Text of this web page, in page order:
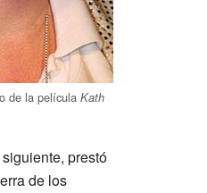
de la películaKath
prestó
de los